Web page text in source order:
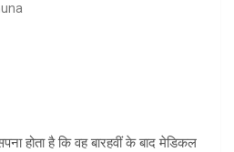
होता है कि वह बारहवीं के बाद मेडिकल